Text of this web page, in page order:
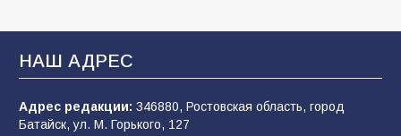
Будет ли мобилизация в России в 2026 году
после выборов: в Госдуме дали ответ
105 06.08.2026
НАШ АДРЕС
Адрес редакции: 346880, Ростовская область, город
Батайск, ул. М. Горького, 127